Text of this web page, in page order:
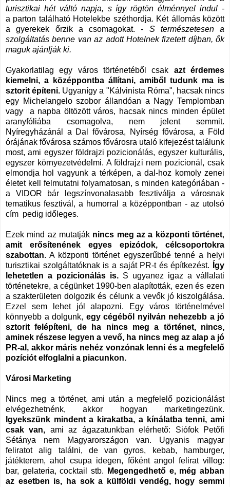
turisztikai hét váltó napja, s így rögtön élménnyel indul -
a parton található Hotelekbe széthordja. Két állomás között
a gyerekek őrzik a csomagokat. - S természetesen a
szolgáltatás benne van az adott Hotelnek fizetett díjban, ők
maguk ajánlják ki.
Gyakorlatilag egy város történetéből csak azt érdemes
kiemelni, a középpontba állítani, amiből tudunk ma is
sztorit építeni. Ugyanígy a "Kálvinista Róma", hacsak nincs
egy Michelangelo szobor állandóan a Nagy Templomban
vagy a napba öltözött város, hacsak nincs minden épület
aranyfóliába csomagolva, nem jelent semmit.
Nyíregyházánál a Dal fővárosa, Nyírség fővárosa, a Föld
órájának fővárosa számos fővárosra utaló kifejezést találunk
most, ami egyszer földrajzi pozicionálás, egyszer kulturális,
egyszer környezetvédelmi. A földrajzi nem pozicionál, csak
elmondja hol vagyunk a térképen, a dal-hoz komoly zenei
életet kell felmutatni folyamatosan, s minden kategóriában -
a VIDOR bár legszínvonalasabb fesztiválja a városnak
tematikus fesztivál, a humorral a középpontban - az utolsó
cím pedig időleges.
Ezek mind az mutatják nincs meg az a központi történet,
amit erősítenének egyes epizódok, célcsoportokra
szabottan. A központi történet egyszerűbbé tenné a helyi
turisztikai szolgáltatóknak is a saját PR-t és építkezést.
Így
lehetetlen a pozicionálás is. S ugyanez igaz a vállalati
történetekre, a cégünket 1990-ben alapították, ezen és ezen
a szakterületen dolgozik és célunk a vevők jó kiszolgálása.
Ezzel sem lehet jól alapozni. Egy város történelmével
könnyebb a dolgunk, egy cégéből nyilván nehezebb a jó
sztorit felépíteni, de ha nincs meg a történet, nincs,
aminek részese legyen a vevő, ha nincs meg az alap a jó
PR-al, akkor máris nehéz vonzónak lenni és a megfelelő
pozíciót elfoglalni a piacunkon.
Városi Marketing
Nincs meg a történet, ami után a megfelelő pozicionálást
elvégezhetnénk, akkor hogyan marketingezünk.
Igyekszünk mindent a kirakatba, a kínálatba tenni, ami
csak van, ami az ágazatunkban elérhető: Siófok Petőfi
Sétánya nem Magyarországon van. Ugyanis magyar
feliratot alig találni, de van gyros, kebab, hamburger,
játékterem, ahol csupa idegen, főként angol felirat villog:
bar, gelateria, cocktail stb.
Megengedhető e, még abban
az esetben is, ha sok a külföldi vendég, hogy semmi